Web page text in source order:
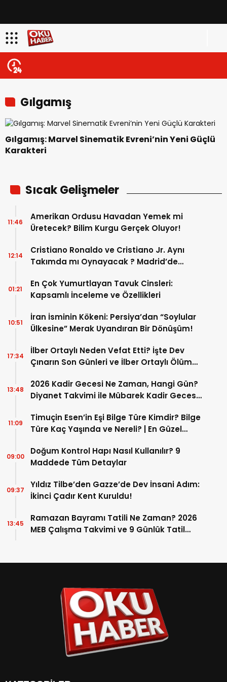
Gılgamış
Gılgamış: Marvel Sinematik Evreni’nin Yeni Güçlü
Karakteri
Sıcak Gelişmeler
Amerikan Ordusu Havadan Yemek mi
Üretecek? Bilim Kurgu Gerçek Oluyor!
11:46
Cristiano Ronaldo ve Cristiano Jr. Aynı
Takımda mı Oynayacak ? Madrid’de
12:14
En Çok Yumurtlayan Tavuk Cinsleri:
Kapsamlı İnceleme ve Özellikleri
01:21
İran İsminin Kökeni: Persiya’dan “Soylular
Ülkesine” Merak Uyandıran Bir Dönüşüm!
10:51
İlber Ortaylı Neden Vefat Etti? İşte Dev
Çınarın Son Günleri ve İlber Ortaylı Ölüm
17:34
2026 Kadir Gecesi Ne Zaman, Hangi Gün?
Diyanet Takvimi ile Mübarek Kadir Gecesi
13:48
Timuçin Esen’in Eşi Bilge Türe Kimdir? Bilge
Türe Kaç Yaşında ve Nereli? | En Güzel
11:09
Doğum Kontrol Hapı Nasıl Kullanılır? 9
Maddede Tüm Detaylar
09:00
Yıldız Tilbe’den Gazze’de Dev İnsani Adım:
İkinci Çadır Kent Kuruldu!
09:37
Ramazan Bayramı Tatili Ne Zaman? 2026
MEB Çalışma Takvimi ve 9 Günlük Tatil
13:45